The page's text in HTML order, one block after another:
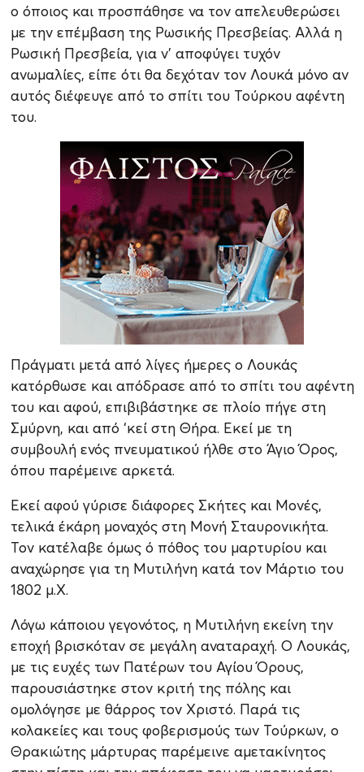
ο όποιος και προσπάθησε να τον απελευθερώσει
με την επέμβαση της Ρωσικής Πρεσβείας. Αλλά η
Ρωσική Πρεσβεία, για ν’ αποφύγει τυχόν
ανωμαλίες, είπε ότι θα δεχόταν τον Λουκά μόνο αν
αυτός διέφευγε από το σπίτι του Τούρκου αφέντη
του.
Πράγματι μετά από λίγες ήμερες ο Λουκάς
κατόρθωσε και απόδρασε από το σπίτι του αφέντη
του και αφού, επιβιβάστηκε σε πλοίο πήγε στη
Σμύρνη, και από ‘κεί στη Θήρα. Εκεί με τη
συμβουλή ενός πνευματικού ήλθε στο Άγιο Όρος,
όπου παρέμεινε αρκετά.
Εκεί αφού γύρισε διάφορες Σκήτες και Μονές,
τελικά έκάρη μοναχός στη Μονή Σταυρονικήτα.
Τον κατέλαβε όμως ό πόθος του μαρτυρίου και
αναχώρησε για τη Μυτιλήνη κατά τον Μάρτιο του
1802 μ.Χ.
Λόγω κάποιου γεγονότος, η Μυτιλήνη εκείνη την
εποχή βρισκόταν σε μεγάλη αναταραχή. Ο Λουκάς,
με τις ευχές των Πατέρων του Αγίου Όρους,
παρουσιάστηκε στον κριτή της πόλης και
ομολόγησε με θάρρος τον Χριστό. Παρά τις
κολακείες και τους φοβερισμούς των Τούρκων, ο
Θρακιώτης μάρτυρας παρέμεινε αμετακίνητος